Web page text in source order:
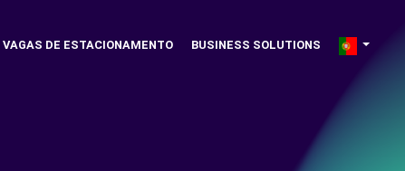
VAGAS DE ESTACIONAMENTO BUSINESS SOLUTIONS